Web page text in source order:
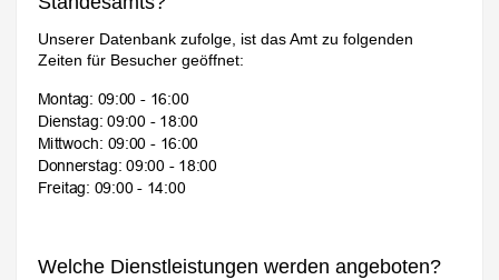
Unserer Datenbank zufolge, ist das Amt zu folgenden
Zeiten für Besucher geöffnet:
Welche Dienstleistungen werden angeboten?